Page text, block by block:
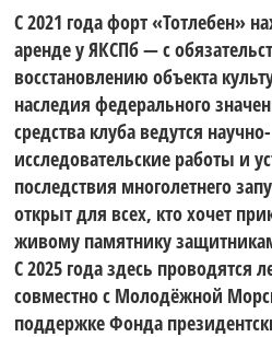
С 2021 года форт «Тотлебен»
аренде у ЯКСПб — с
восстановлению объекта
наследия федерального
средства клуба ведутся научно-
исследовательские работы и
последствия многолетнего
открыт для всех, кто хочет
живому памятнику
С 2025 года здесь проводятся
совместно с Молодёжной
поддержке Фонда